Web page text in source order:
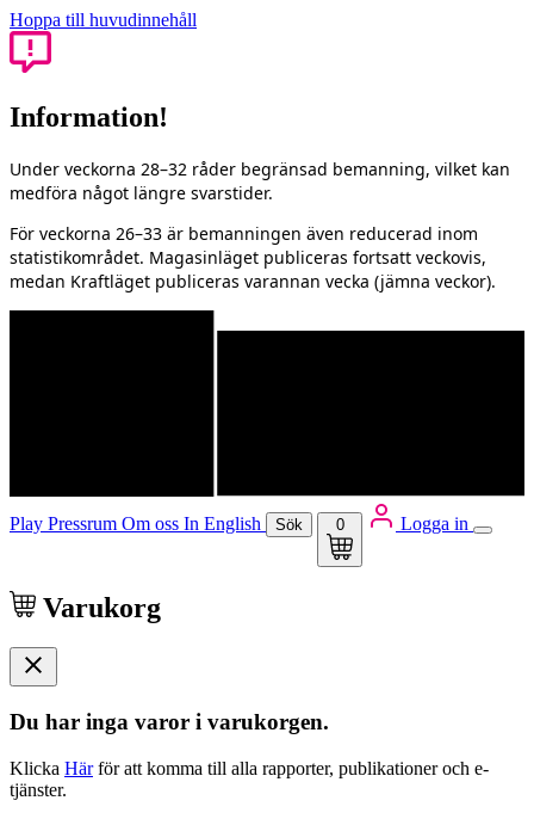
Hoppa till huvudinnehåll
Information!
Under veckorna 28–32 råder begränsad bemanning, vilket kan
medföra något längre svarstider.
För veckorna 26–33 är bemanningen även reducerad inom
statistikområdet. Magasinläget publiceras fortsatt veckovis,
medan Kraftläget publiceras varannan vecka (jämna veckor).
Play Pressrum Om oss In English Sök 0 Logga in
Varukorg
Du har inga varor i varukorgen.
Klicka Härför att komma till alla rapporter, publikationer och e-
tjänster.